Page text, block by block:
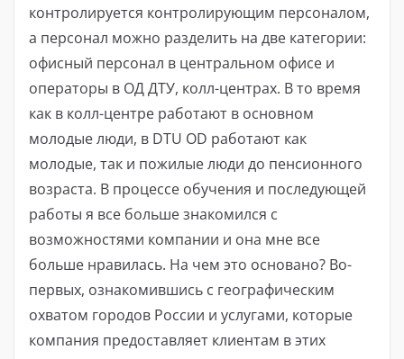
контролируется контролирующим персоналом,
а персонал можно разделить на две категории:
офисный персонал в центральном офисе и
операторы в ОД ДТУ, колл-центрах. В то время
как в колл-центре работают в основном
молодые люди, в DTU OD работают как
молодые, так и пожилые люди до пенсионного
возраста. В процессе обучения и последующей
работы я все больше знакомился с
возможностями компании и она мне все
больше нравилась. На чем это основано? Во-
первых, ознакомившись с географическим
охватом городов России и услугами, которые
компания предоставляет клиентам в этих